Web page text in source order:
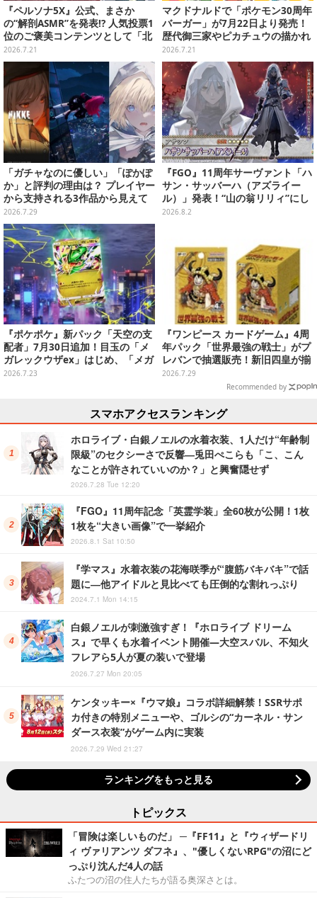
『ペルソナ5X』公式、まさか
の“解剖ASMR”を発表!? 人気投票1
位のご褒美コンテンツとして「北
里基良に解剖される」
2026.7.21
マクドナルドで「ポケモン30周年
バーガー」が7月22日より発売！
歴代御三家やピカチュウの描かれ
たオリジナルパッケージが可愛い
2026.7.21
「ガチャなのに優しい」「ぽかぽ
か」と評判の理由は？ プレイヤー
から支持される3作品から見えて
くる“令和のガチャ事情”
2026.7.29
『FGO』11周年サーヴァント「ハ
サン・サッバーハ（アズライー
ル）」発表！“山の翁リリィ”にし
てカルデアの経営顧問、待望のプ
2026.8.2
『ポケポケ』新パック「天空の支
配者」7月30日追加！目玉の「メ
ガレックウザex」はじめ、「メガ
メタグロスex」「フウロ」など11
2026.7.23
『ワンピース カードゲーム』4周
年パック「世界最強の戦士」がプ
レバンで抽選販売！新旧四皇が揃
い踏み、新たに「覇王色SP」も収
2026.7.29
Recommended by
スマホアクセスランキング
ホロライブ・白銀ノエルの水着衣装、1人だけ“年齢制
限級”のセクシーさで反響―兎田ぺこらも「こ、こん
なことが許されていいのか？」と興奮隠せず
2026.7.28 Tue 12:20
『FGO』11周年記念「英霊学装」全60枚が公開！1枚
1枚を“大きい画像”で一挙紹介
2026.8.1 Sat 10:50
『学マス』水着衣装の花海咲季が“腹筋バキバキ”で話
題に―他アイドルと見比べても圧倒的な割れっぷり
2024.7.1 Mon 14:15
白銀ノエルが刺激強すぎ！『ホロライブ ドリーム
ス』で早くも水着イベント開催―大空スバル、不知火
フレアら5人が夏の装いで登場
2026.7.27 Mon 20:05
ケンタッキー×『ウマ娘』コラボ詳細解禁！SSRサポ
カ付きの特別メニューや、ゴルシの“カーネル・サン
ダース衣装”がゲーム内に実装
2026.7.29 Wed 21:27
ランキングをもっと見る
トピックス
「冒険は楽しいものだ」 ─『FF11』と『ウィザードリ
ィ ヴァリアンツ ダフネ』、"優しくないRPG"の沼にど
っぷり沈んだ4人の話
ふたつの沼の住人たちが語る奥深さとは。